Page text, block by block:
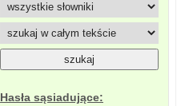
Hasła sąsiadujące: